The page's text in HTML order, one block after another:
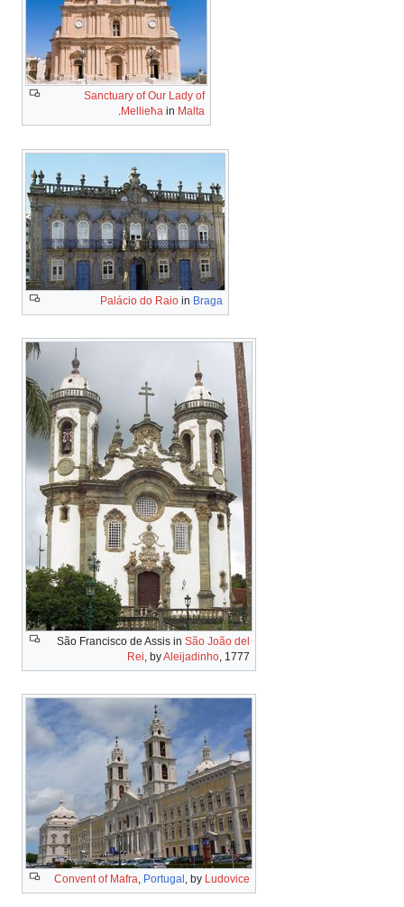
Sanctuary of Our Lady of
Mellieħa in Malta
.
Palácio do Raio in Braga
São Francisco de Assis in São João del
Rei , byAleijadinho , 1777
Convent of Mafra, Portugal , by Ludovice